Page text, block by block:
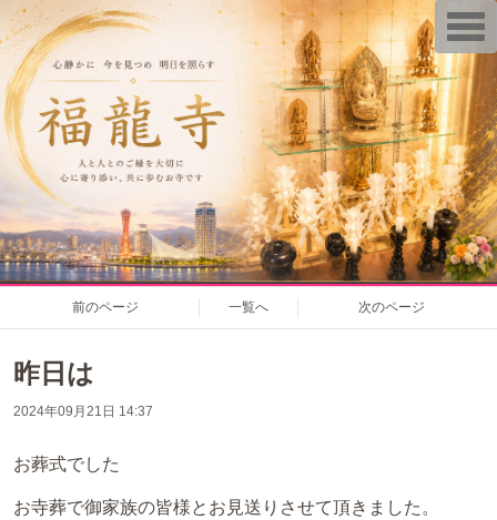
前のページ 一覧へ 次のページ
昨日は
2024年09月21日 14:37
お葬式でした
お寺葬で御家族の皆様とお見送りさせて頂きました。
T
o
g
g
l
e
n
a
v
i
g
a
t
i
o
n